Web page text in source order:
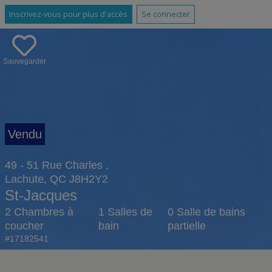
Inscrivez-vous pour plus d'accès Se connecter
Sauvegarder
49 - 51 Rue Charles ,
Lachute, QC J8H2Y2
St-Jacques
2 Chambres à
coucher
1 Salles de
bain
0 Salle de bains
partielle
#17182541